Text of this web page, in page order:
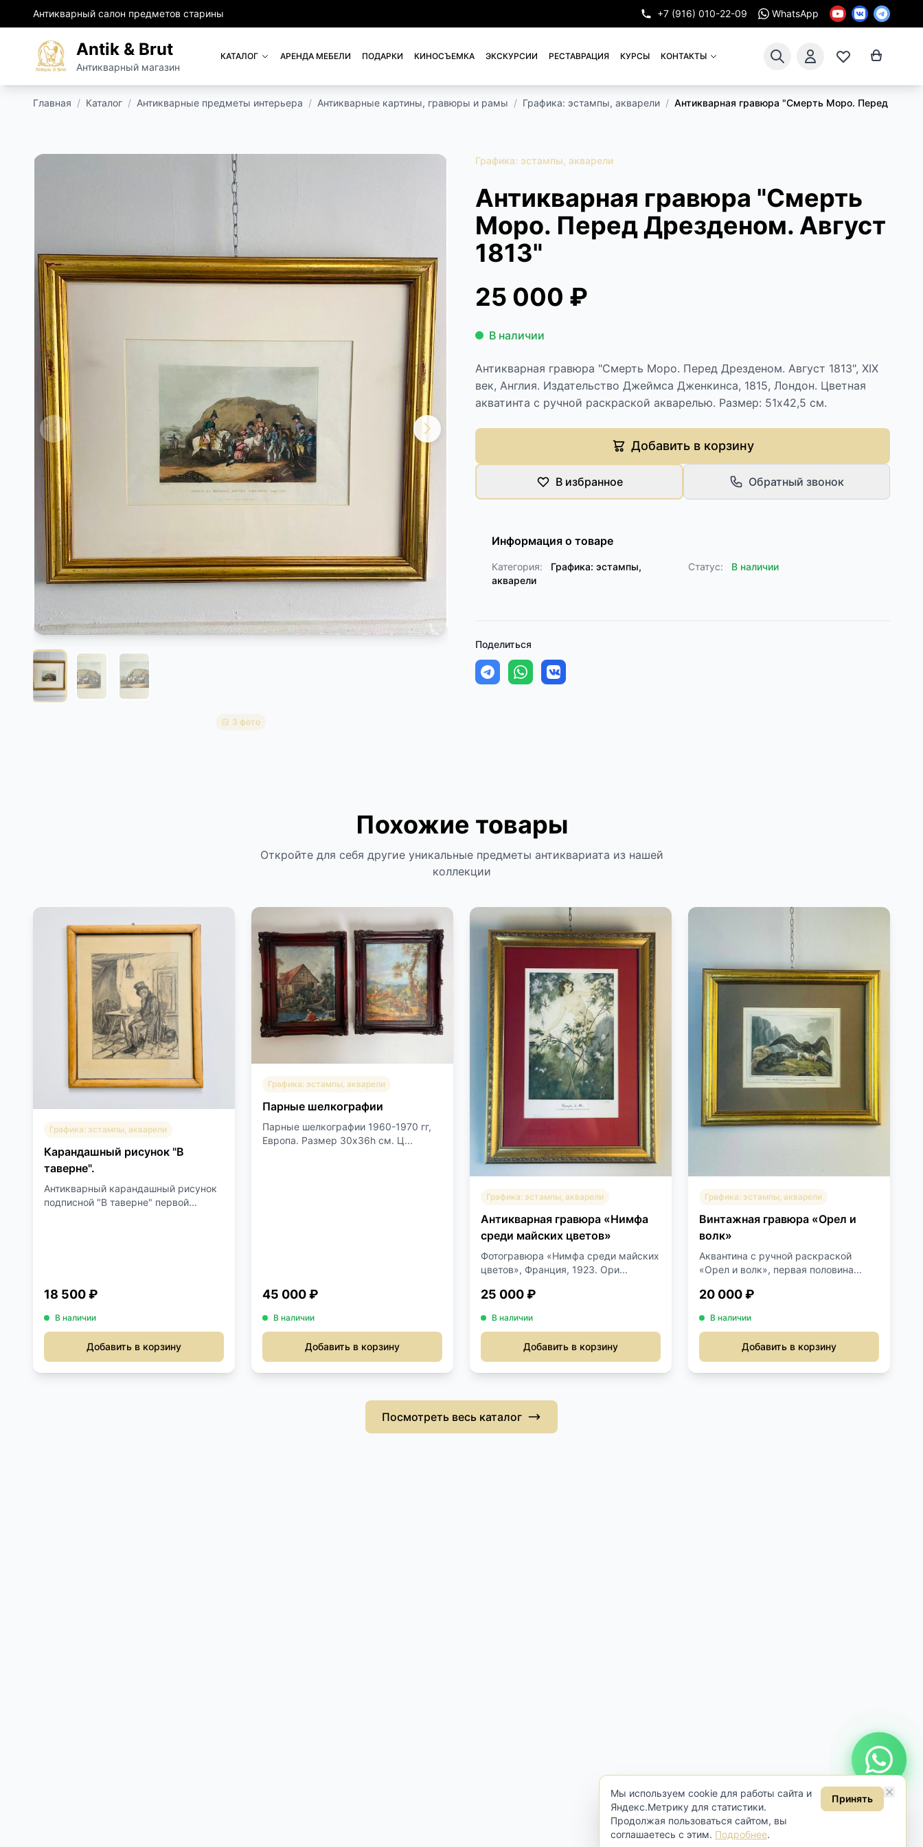
Антикварный салон предметов старины +7 (916) 010-22-09 WhatsApp
Antik & Brut
Антикварный магазин
КАТАЛОГ АРЕНДА МЕБЕЛИ ПОДАРКИ КИНОСЪЕМКА ЭКСКУРСИИ РЕСТАВРАЦИЯ КУРСЫ КОНТАКТЫ
Главная / Каталог / Антикварные предметы интерьера / Антикварные картины, гравюры и рамы / Графика: эстампы, акварели / Антикварная гравюра "Смерть Моро. Перед
3 фото
Графика: эстампы, акварели
Антикварная гравюра "Смерть
Моро. Перед Дрезденом. Август
1813"
25 000 ₽
В наличии
Антикварная гравюра "Смерть Моро. Перед Дрезденом. Август 1813", ХIХ
век, Англия. Издательство Джеймса Дженкинса, 1815, Лондон. Цветная
акватинта с ручной раскраской акварелью. Размер: 51х42,5 см.
Добавить в корзину
В избранное Обратный звонок
Информация о товаре
Категория:
Графика: эстампы,
акварели
Статус: В наличии
Поделиться
Похожие товары
Откройте для себя другие уникальные предметы антиквариата из нашей
коллекции
Графика: эстампы, акварели
Карандашный рисунок "В
таверне".
Антикварный карандашный рисунок
подписной "В таверне" первой...
18 500 ₽
В наличии
Добавить в корзину
Графика: эстампы, акварели
Парные шелкографии
Парные шелкографии 1960-1970 гг,
Европа. Размер 30х36h см. Ц...
45 000 ₽
В наличии
Добавить в корзину
Графика: эстампы, акварели
Антикварная гравюра «Нимфа
среди майских цветов»
Фотогравюра «Нимфа среди майских
цветов», Франция, 1923. Ори...
25 000 ₽
В наличии
Добавить в корзину
Графика: эстампы, акварели
Винтажная гравюра «Орел и
волк»
Аквантина с ручной раскраской
«Орел и волк», первая половина...
20 000 ₽
В наличии
Добавить в корзину
Посмотреть весь каталог
Мы используем cookie для работы сайта и
Яндекс.Метрику для статистики.
Продолжая пользоваться сайтом, вы
соглашаетесь с этим. Подробнее.
Принять